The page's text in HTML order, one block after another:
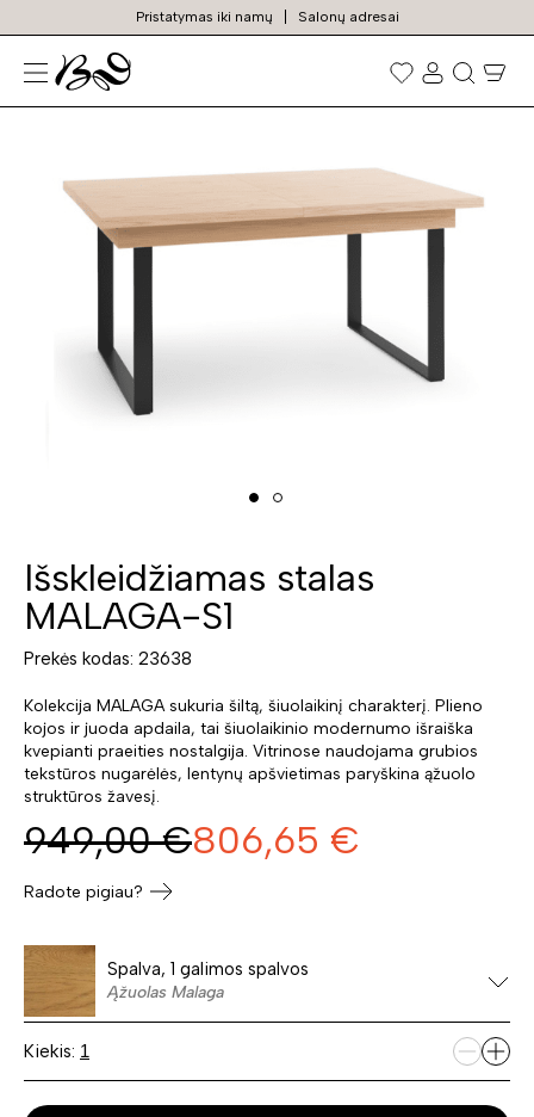
Pristatymas iki namų Salonų adresai
Prekių
paieška
N
Išskleidžiamas stalas
MALAGA-S1
Prekės kodas: 23638
Kolekcija MALAGA sukuria šiltą, šiuolaikinį charakterį. Plieno
kojos ir juoda apdaila, tai šiuolaikinio modernumo išraiška
kvepianti praeities nostalgija. Vitrinose naudojama grubios
tekstūros nugarėlės, lentynų apšvietimas paryškina ąžuolo
struktūros žavesį.
949,00 €806,65 €
Radote pigiau?
Spalva, 1 galimos spalvos
Ąžuolas Malaga
Kiekis: